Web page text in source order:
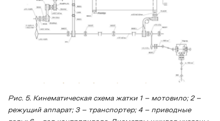
Рис. 5. Кинематическая схема жатки 1 – мотовило; 2 –
режущий аппарат; 3 – транспортер; 4 – приводные